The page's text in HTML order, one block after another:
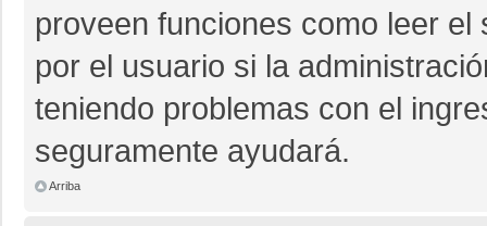
proveen funciones como leer
por el usuario si la
teniendo problemas con el
seguramente ayudará.
Arriba